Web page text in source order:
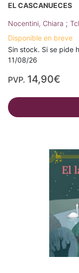
EL CASCANUECES
Nocentini, Chiara ;
Disponible en breve
Sin stock. Si se pide
11/08/26
PVP. 14,90€